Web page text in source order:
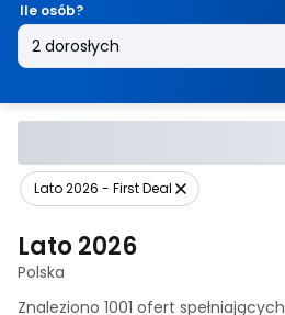
Ile osób?
Lato 2026
Polska
Lato 2026 - First Deal
Znaleziono 1001 ofert spełniających